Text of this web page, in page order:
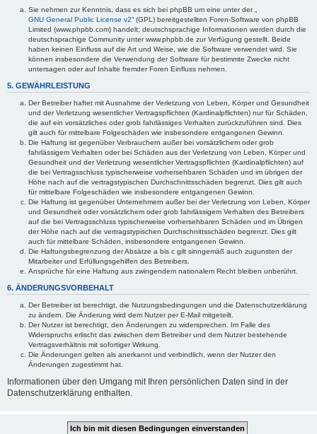
Sie nehmen zur Kenntnis, dass es sich bei phpBB um eine unter der „
GNU General Public License v2“ (GPL) bereitgestellten Foren-Software von phpBB
Limited (www.phpbb.com) handelt; deutschsprachige Informationen werden durch die
deutschsprachige Community unter www.phpbb.de zur Verfügung gestellt. Beide
haben keinen Einfluss auf die Art und Weise, wie die Software verwendet wird. Sie
können insbesondere die Verwendung der Software für bestimmte Zwecke nicht
untersagen oder auf Inhalte fremder Foren Einfluss nehmen.
5. GEWÄHRLEISTUNG
Der Betreiber haftet mit Ausnahme der Verletzung von Leben, Körper und Gesundheit
und der Verletzung wesentlicher Vertragspflichten (Kardinalpflichten) nur für Schäden,
die auf ein vorsätzliches oder grob fahrlässiges Verhalten zurückzuführen sind. Dies
gilt auch für mittelbare Folgeschäden wie insbesondere entgangenen Gewinn.
Die Haftung ist gegenüber Verbrauchern außer bei vorsätzlichem oder grob
fahrlässigem Verhalten oder bei Schäden aus der Verletzung von Leben, Körper und
Gesundheit und der Verletzung wesentlicher Vertragspflichten (Kardinalpflichten) auf
die bei Vertragsschluss typischerweise vorhersehbaren Schäden und im übrigen der
Höhe nach auf die vertragstypischen Durchschnittsschäden begrenzt. Dies gilt auch
für mittelbare Folgeschäden wie insbesondere entgangenen Gewinn.
Die Haftung ist gegenüber Unternehmern außer bei der Verletzung von Leben, Körper
und Gesundheit oder vorsätzlichem oder grob fahrlässigem Verhalten des Betreibers
auf die bei Vertragsschluss typischerweise vorhersehbaren Schäden und im Übrigen
der Höhe nach auf die vertragstypischen Durchschnittsschäden begrenzt. Dies gilt
auch für mittelbare Schäden, insbesondere entgangenen Gewinn.
Die Haftungsbegrenzung der Absätze a bis c gilt sinngemäß auch zugunsten der
Mitarbeiter und Erfüllungsgehilfen des Betreibers.
Ansprüche für eine Haftung aus zwingendem nationalem Recht bleiben unberührt.
6. ÄNDERUNGSVORBEHALT
Der Betreiber ist berechtigt, die Nutzungsbedingungen und die Datenschutzerklärung
zu ändern. Die Änderung wird dem Nutzer per E-Mail mitgeteilt.
Der Nutzer ist berechtigt, den Änderungen zu widersprechen. Im Falle des
Widerspruchs erlischt das zwischen dem Betreiber und dem Nutzer bestehende
Vertragsverhältnis mit sofortiger Wirkung.
Die Änderungen gelten als anerkannt und verbindlich, wenn der Nutzer den
Änderungen zugestimmt hat.
Informationen über den Umgang mit Ihren persönlichen Daten sind in der
Datenschutzerklärung enthalten.